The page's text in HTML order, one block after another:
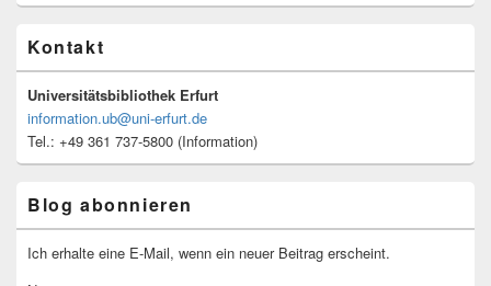
Kontakt
Universitätsbibliothek Erfurt
information.ub@uni-erfurt.de
Tel.: +49 361 737-5800 (Information)
Blog abonnieren
Ich erhalte eine E-Mail, wenn ein neuer Beitrag erscheint.